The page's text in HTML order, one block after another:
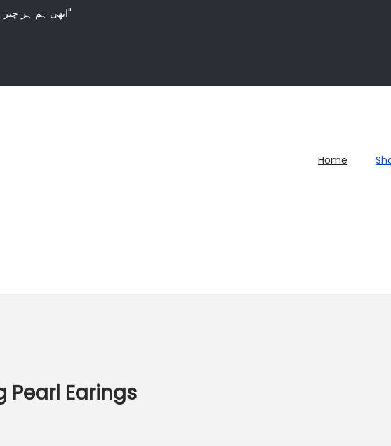
"ابھی ہم ہر چیز پر 50 فیصد تک رعایت دے رہے ہیں، تو انتظار کس بات کا؟"
Home
Pearl Earings